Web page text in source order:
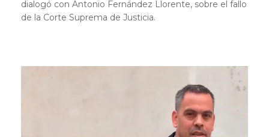
dialogó con Antonio Fernández Llorente, sobre el fallo
de la Corte Suprema de Justicia.